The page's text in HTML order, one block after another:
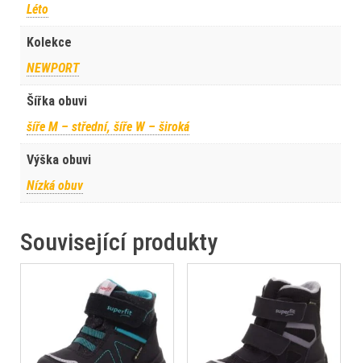
Léto
Kolekce
NEWPORT
Šířka obuvi
šíře M – střední, šíře W – široká
Výška obuvi
Nízká obuv
Související produkty